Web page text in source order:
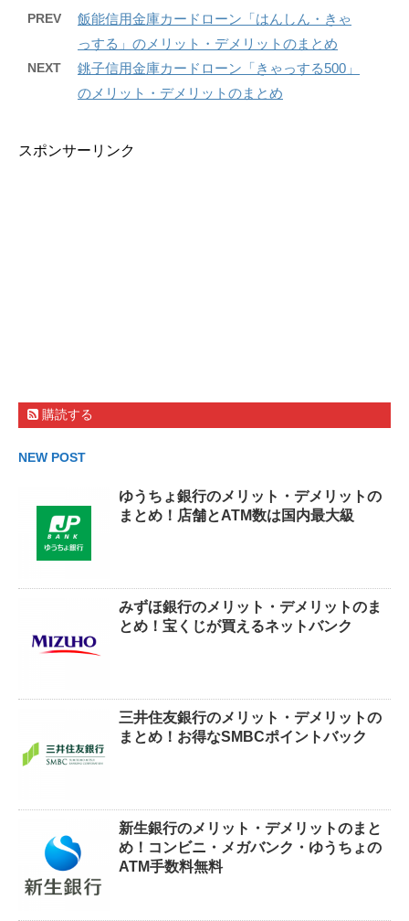
PREV
飯能信用金庫カードローン「はんしん・きゃ
っする」のメリット・デメリットのまとめ
NEXT
銚子信用金庫カードローン「きゃっする500」
のメリット・デメリットのまとめ
スポンサーリンク
購読する
NEW POST
ゆうちょ銀行のメリット・デメリットの
まとめ！店舗とATM数は国内最大級
みずほ銀行のメリット・デメリットのま
とめ！宝くじが買えるネットバンク
三井住友銀行のメリット・デメリットの
まとめ！お得なSMBCポイントバック
新生銀行のメリット・デメリットのまと
め！コンビニ・メガバンク・ゆうちょの
ATM手数料無料